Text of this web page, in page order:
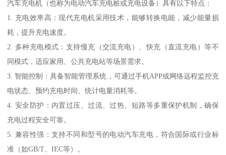
汽车充电机（也称为电动汽车充电桩或充电设备）具有以下特点：
1. 充电效率高：现代充电机采用技术，能够转换电能，减少能量损
耗，提升充电速度。
2. 多种充电模式：支持慢充（交流充电）、快充（直流充电）等不
同模式，适应家用、公共充电站等场景需求。
3. 智能控制：具备智能管理系统，可通过手机APP或网络远程监控充
电状态、预约充电时间、统计电量消耗等。
4. 安全防护：内置过压、过流、过热、短路等多重保护机制，确保
充电过程安全可靠。
5. 兼容性强：支持不同和型号的电动汽车充电，符合国际或行业标
准（如GB/T、IEC等）。